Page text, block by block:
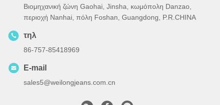
Βιομηχανική ζώνη Gaohai, Jinsha, κωμόπολη Danzao,
περιοχή Nanhai, πόλη Foshan, Guangdong, P.R.CHINA
τηλ
86-757-85418969
E-mail
sales5@weilongjeans.com.cn